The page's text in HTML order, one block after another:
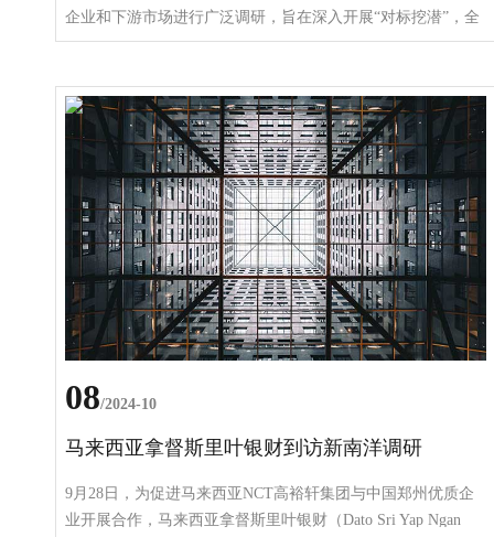
企业和下游市场进行广泛调研，旨在深入开展“对标挖潜”，全
面提高企业竞争力和寻求更多合作机会，力保项目投产后能够
品。 调研中，公司先后走访国润牛肉、瑞宝红牛肉业等省内
牛肉生产加工企业，就南洋优
08/2024-10
马来西亚拿督斯里叶银财到访新南洋调研
9月28日，为促进马来西亚NCT高裕轩集团与中国郑州优质企
业开展合作，马来西亚拿督斯里叶银财（Dato Sri Yap Ngan